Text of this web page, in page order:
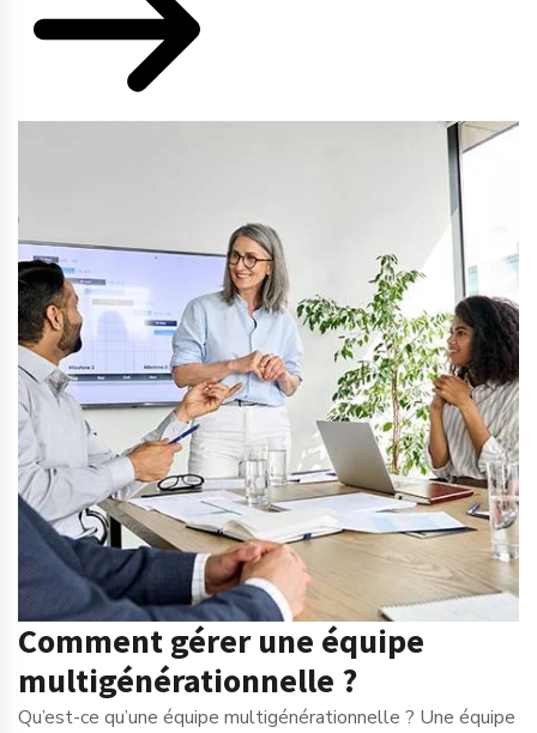
Comment gérer une équipe
multigénérationnelle ?
Qu’est-ce qu’une équipe multigénérationnelle ? Une équipe